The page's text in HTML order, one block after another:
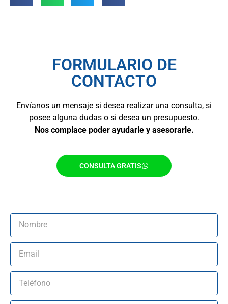
FORMULARIO DE
CONTACTO
Envíanos un mensaje si desea realizar una consulta, si
posee alguna dudas o si desea un presupuesto.
Nos complace poder ayudarle y asesorarle.
CONSULTA GRATIS